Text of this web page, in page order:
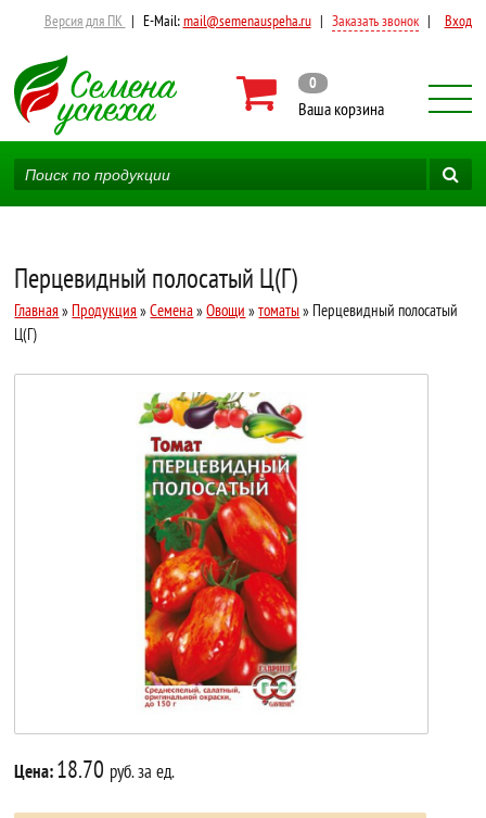
Версия для ПК | E-Mail:mail@semenauspeha.ru | Заказать звонок | Вход
0
Ваша корзина
Перцевидный полосатый Ц(Г)
Главная » Продукция »Семена»Овощи »томаты» Перцевидный полосатый
Ц(Г)
Цена:18.70 руб. за ед.